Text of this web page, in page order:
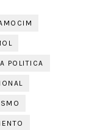
POLITICA